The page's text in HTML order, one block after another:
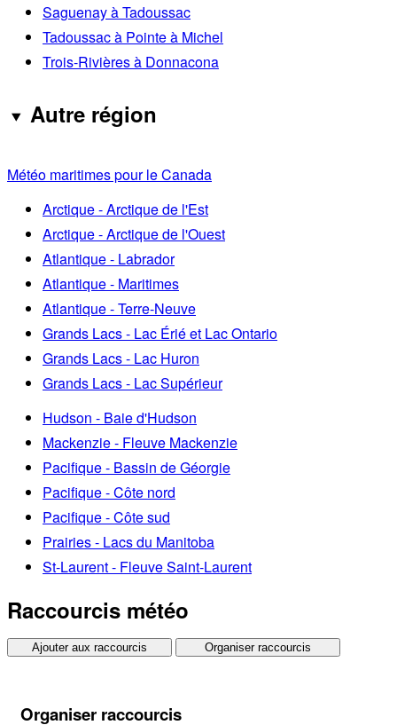
Saguenay à Tadoussac
Tadoussac à Pointe à Michel
Trois-Rivières à Donnacona
Autre région
Météo maritimes pour le Canada
Arctique - Arctique de l'Est
Arctique - Arctique de l'Ouest
Atlantique - Labrador
Atlantique - Maritimes
Atlantique - Terre-Neuve
Grands Lacs - Lac Érié et Lac Ontario
Grands Lacs - Lac Huron
Grands Lacs - Lac Supérieur
Hudson - Baie d'Hudson
Mackenzie - Fleuve Mackenzie
Pacifique - Bassin de Géorgie
Pacifique - Côte nord
Pacifique - Côte sud
Prairies - Lacs du Manitoba
St-Laurent - Fleuve Saint-Laurent
Raccourcis météo
Ajouter aux raccourcis Organiser raccourcis
Organiser raccourcis